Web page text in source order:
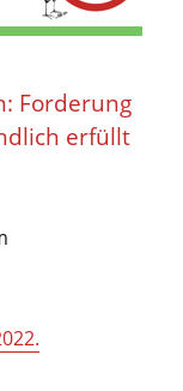
Forderung
erfüllt